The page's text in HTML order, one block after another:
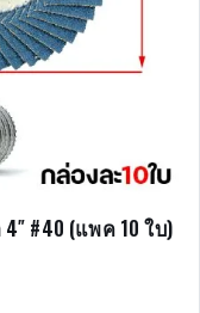
#40 (แพค 10 ใบ)